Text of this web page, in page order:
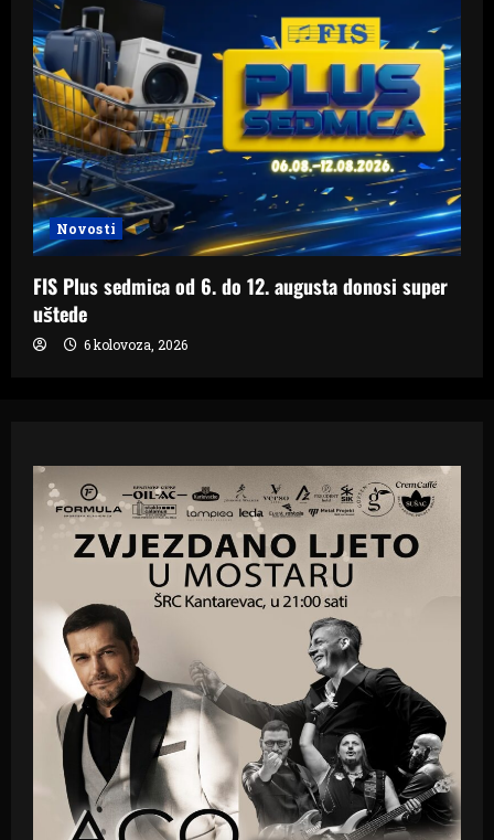
Novosti
FIS Plus sedmica od 6. do 12. augusta donosi super
uštede
6 kolovoza, 2026